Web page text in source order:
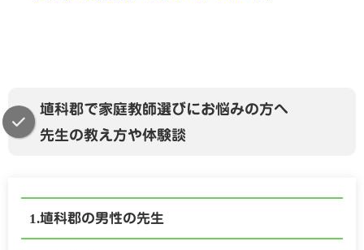
埴科郡で家庭教師選びにお悩みの方へ
先生の教え方や体験談
埴科郡の男性の先生